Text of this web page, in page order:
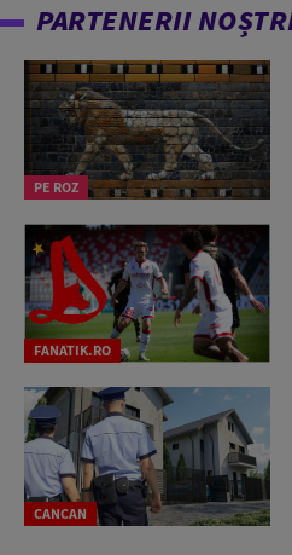
PARTENERII
PE ROZ
FANATIK.RO
CANCAN